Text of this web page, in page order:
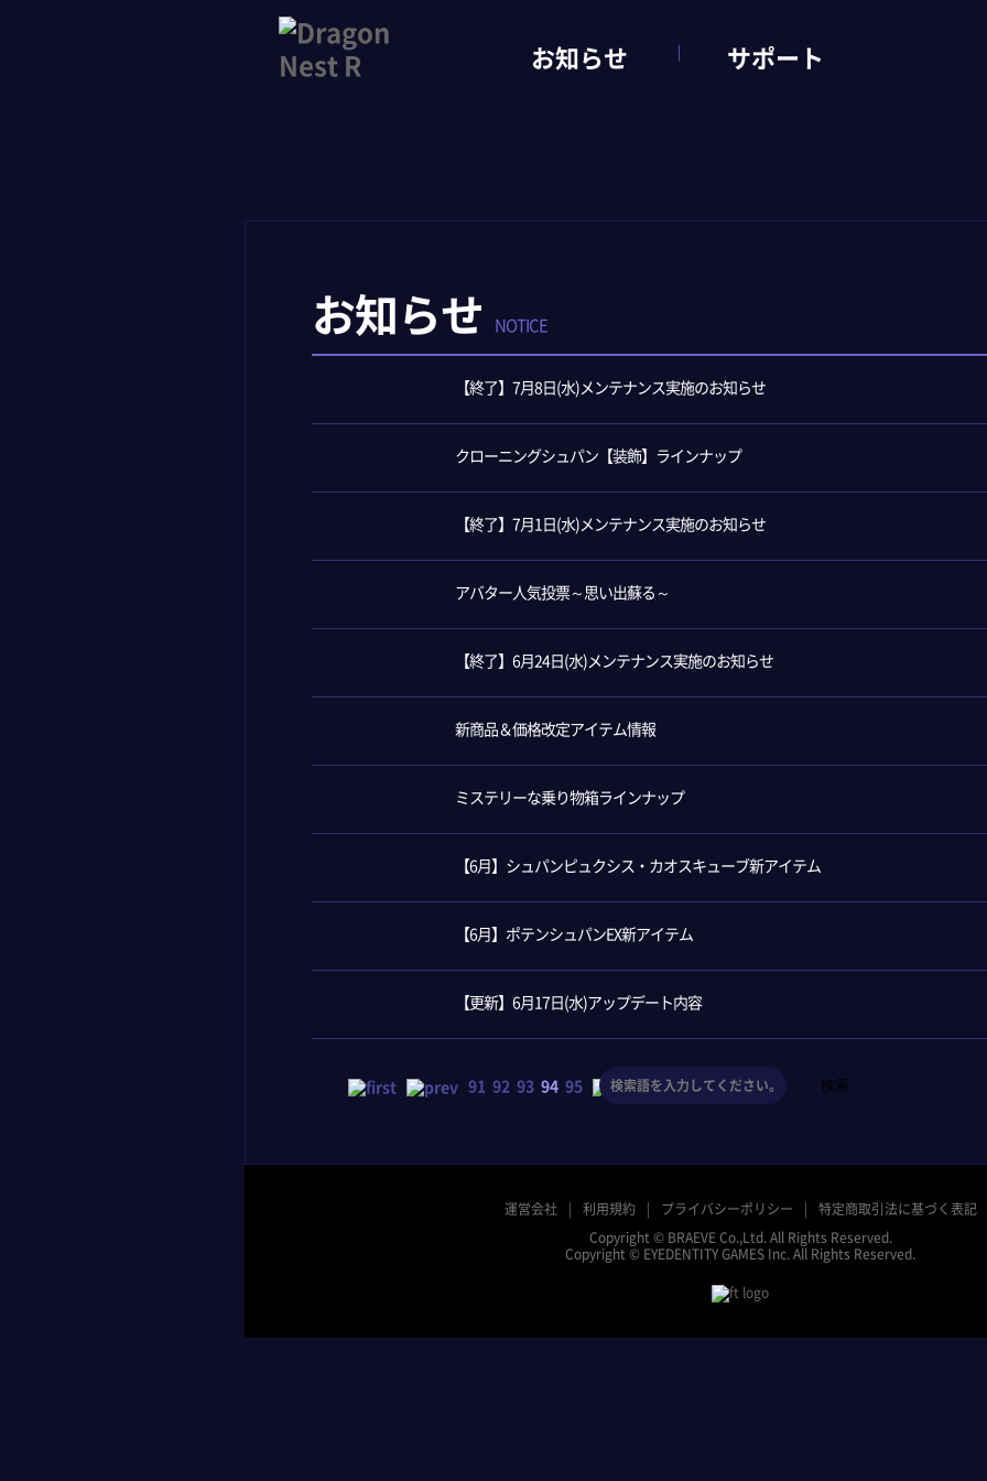
お知らせ サポート
お知らせ NOTICE
【終了】7月8日(水)メンテナンス実施のお知らせ
クローニングシュパン【装飾】ラインナップ
【終了】7月1日(水)メンテナンス実施のお知らせ
アバター人気投票～思い出蘇る～
【終了】6月24日(水)メンテナンス実施のお知らせ
新商品＆価格改定アイテム情報
ミステリーな乗り物箱ラインナップ
【6月】シュパンピュクシス・カオスキューブ新アイテム
【6月】ポテンシュパンEX新アイテム
【更新】6月17日(水)アップデート内容
91 92 93 94 95 検索
運営会社 利用規約 プライバシーポリシー 特定商取引法に基づく表記
Copyright © BRAEVE Co.,Ltd. All Rights Reserved.
Copyright © EYEDENTITY GAMES Inc. All Rights Reserved.